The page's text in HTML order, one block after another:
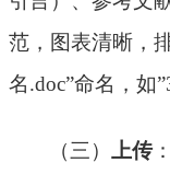
范，图表清晰，
名.doc”命名 ，如”
（三） 上传